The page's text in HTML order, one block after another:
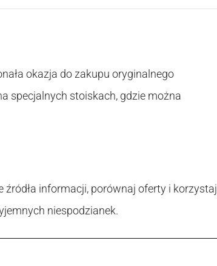
okazja do zakupu oryginalnego
specjalnych stoiskach, gdzie można
informacji, porównaj oferty i korzystaj
niespodzianek.